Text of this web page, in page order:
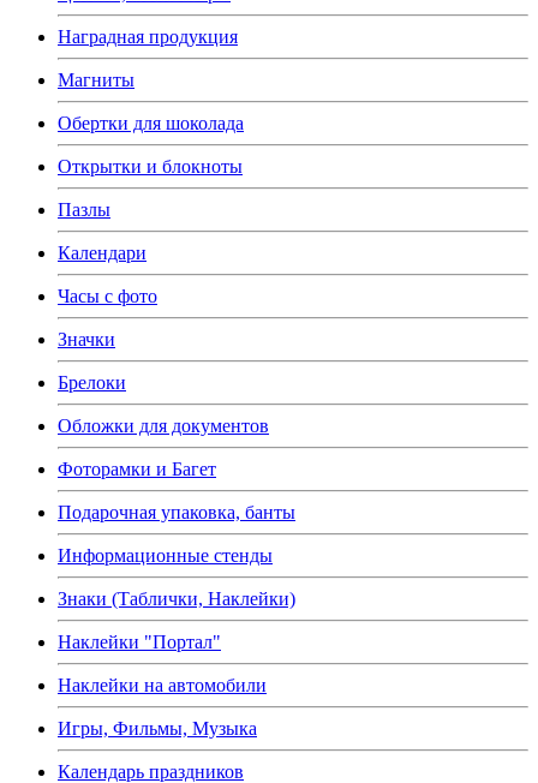
Наградная продукция
Магниты
Обертки для шоколада
Открытки и блокноты
Пазлы
Календари
Часы с фото
Значки
Брелоки
Обложки для документов
Фоторамки и Багет
Подарочная упаковка, банты
Информационные стенды
Знаки (Таблички, Наклейки)
Наклейки "Портал"
Наклейки на автомобили
Игры, Фильмы, Музыка
Календарь праздников